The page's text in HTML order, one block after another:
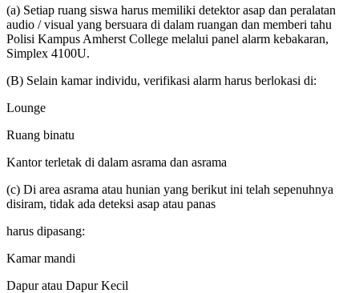
(a) Setiap ruang siswa harus memiliki detektor asap dan peralatan
audio / visual yang bersuara di dalam ruangan dan memberi tahu
Polisi Kampus Amherst College melalui panel alarm kebakaran,
Simplex 4100U.
(B) Selain kamar individu, verifikasi alarm harus berlokasi di:
Lounge
Ruang binatu
Kantor terletak di dalam asrama dan asrama
(c) Di area asrama atau hunian yang berikut ini telah sepenuhnya
disiram, tidak ada deteksi asap atau panas
harus dipasang:
Kamar mandi
Dapur atau Dapur Kecil